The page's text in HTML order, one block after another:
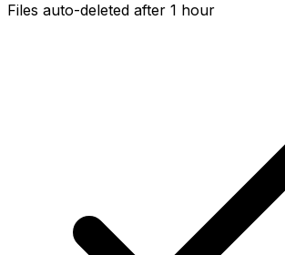
Files auto-deleted after 1 hour